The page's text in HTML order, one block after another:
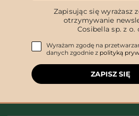
Zapisując się wyrażasz
otrzymywanie
Cosibella sp. z o.
Wyrażam zgodę na
danych zgodnie z polityką
ZAPISZ SIĘ